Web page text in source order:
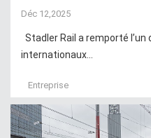
Déc 12,2025
Stadler Rail a remporté
internationaux...
Entreprise